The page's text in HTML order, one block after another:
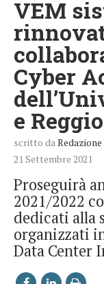
VEM
Cyber
e
scritto da Redazione
21 Settembre 2021
Proseguirà
2021/2022
dedicati alla
organizzati
Data Center